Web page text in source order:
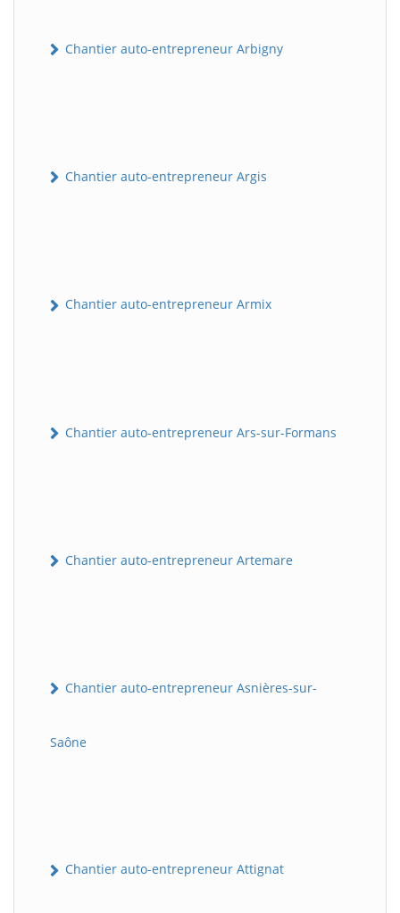
Chantier auto-entrepreneur Arbigny
Chantier auto-entrepreneur Argis
Chantier auto-entrepreneur Armix
Chantier auto-entrepreneur Ars-sur-Formans
Chantier auto-entrepreneur Artemare
Chantier auto-entrepreneur Asnières-sur-
Saône
Chantier auto-entrepreneur Attignat